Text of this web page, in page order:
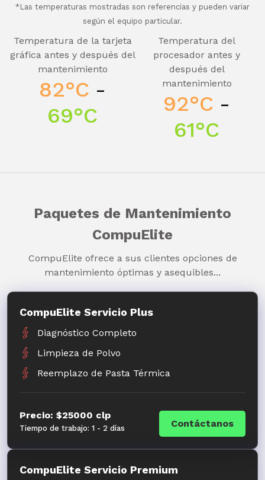
*Las temperaturas mostradas son referencias y pueden variar
según el equipo particular.
Temperatura de la tarjeta
gráfica antes y después del
mantenimiento
82°C -
69°C
Temperatura del
procesador antes y
después del
mantenimiento
92°C -
61°C
Paquetes de Mantenimiento
CompuElite
CompuElite ofrece a sus clientes opciones de
mantenimiento óptimas y asequibles...
CompuElite Servicio Plus
Diagnóstico Completo
Limpieza de Polvo
Reemplazo de Pasta Térmica
Precio: $25000 clp
Tiempo de trabajo: 1 - 2 días Contáctanos
CompuElite Servicio Premium